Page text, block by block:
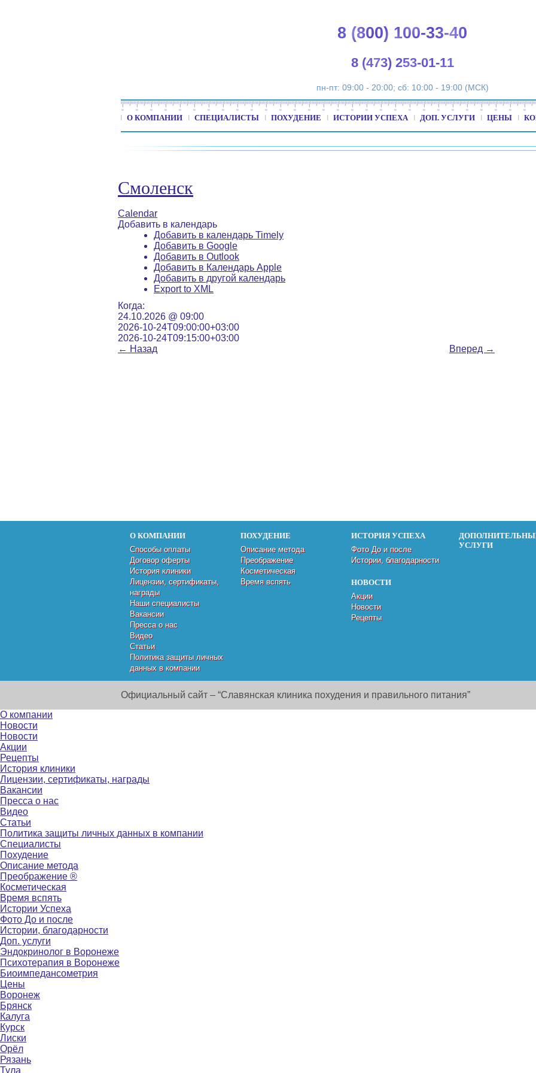
8 (800) 100-33-40
8 (473) 253-01-11
пн-пт: 09:00 - 20:00; сб: 10:00 - 19:00 (МСК)
О КОМПАНИИ СПЕЦИАЛИСТЫ ПОХУДЕНИЕ ИСТОРИИ УСПЕХА ДОП. УСЛУГИ ЦЕНЫ
Смоленск
Calendar
Добавить в календарь
Добавить в календарь Timely
Добавить в Google
Добавить в Outlook
Добавить в Календарь Apple
Добавить в другой календарь
Export to XML
Когда:
24.10.2026 @ 09:00
2026-10-24T09:00:00+03:00
2026-10-24T09:15:00+03:00
← Назад Вперед →
О КОМПАНИИ
Способы оплаты
Договор оферты
История клиники
Лицензии, сертификаты,
награды
Наши специалисты
Вакансии
Пресса о нас
Видео
Статьи
Политика защиты личных
данных в компании
ПОХУДЕНИЕ
Описание метода
Преображение
Косметическая
Время вспять
ИСТОРИЯ УСПЕХА
Фото До и после
Истории, благодарности
НОВОСТИ
Акции
Новости
Рецепты
УСЛУГИ
Официальный сайт – “Славянская клиника похудения и правильного питания”
О компании
Новости
Новости
Акции
Рецепты
История клиники
Лицензии, сертификаты, награды
Вакансии
Пресса о нас
Видео
Статьи
Политика защиты личных данных в компании
Специалисты
Похудение
Описание метода
Преображение ®
Косметическая
Время вспять
Истории Успеха
Фото До и после
Истории, благодарности
Доп. услуги
Эндокринолог в Воронеже
Психотерапия в Воронеже
Биоимпедансометрия
Цены
Воронеж
Брянск
Калуга
Курск
Лиски
Орёл
Рязань
Тула